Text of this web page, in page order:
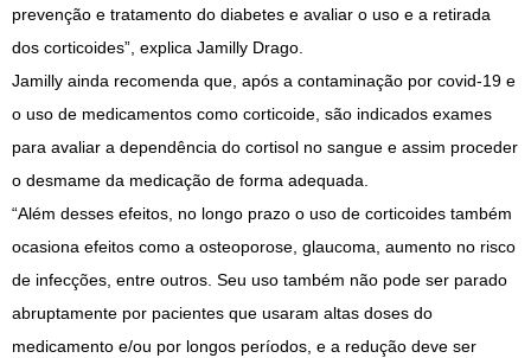
prevenção e tratamento do diabetes e avaliar o uso e a retirada
dos corticoides”, explica Jamilly Drago.
Jamilly ainda recomenda que, após a contaminação por covid-19 e
o uso de medicamentos como corticoide, são indicados exames
para avaliar a dependência do cortisol no sangue e assim proceder
o desmame da medicação de forma adequada.
“Além desses efeitos, no longo prazo o uso de corticoides também
ocasiona efeitos como a osteoporose, glaucoma, aumento no risco
de infecções, entre outros. Seu uso também não pode ser parado
abruptamente por pacientes que usaram altas doses do
medicamento e/ou por longos períodos, e a redução deve ser